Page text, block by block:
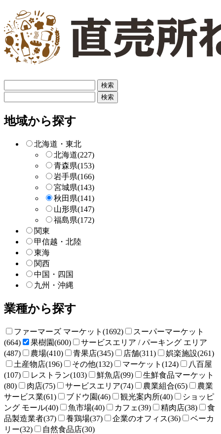
リ
ー
検
索
ー
検
地域から探す
北海道・東北
北海道(227)
青森県(153)
岩手県(166)
宮城県(143)
秋田県(141)
山形県(147)
福島県(172)
関東
甲信越・北陸
東海
関西
中国・四国
九州・沖縄
業種から探す
ファーマーズ マーケット(1692)
スーパーマーケット
(664)
果樹園(600)
サービスエリア / パーキング エリア
(487)
農場(410) 青果店(345) 店舗(311)
娯楽施設(261)
土産物店(196)
その他(132) マーケット(124)
八百屋
(107)
レストラン(103) 鮮魚店(99)
生鮮食品マーケット
(80)
肉店(75) サービスエリア(74) 農業組合(65)
農業
サービス業(61)
ブドウ園(46) 観光案内所(40)
ショッピ
ング モール(40)
魚市場(40) カフェ(39) 精肉店(38)
食
品製造業者(37)
養鶏場(37) 企業のオフィス(36)
ベーカ
リー(32)
自然食品店(30)